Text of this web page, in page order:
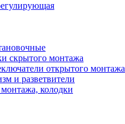
скрытого монтажа
открытого монтажа
и разветвители
колодки